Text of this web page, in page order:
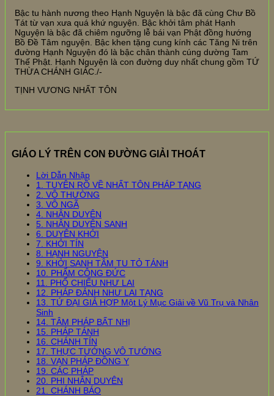
Bậc tu hành nương theo Hạnh Nguyện là bậc đã cùng Chư Bồ
Tát từ vạn xưa quá khứ nguyện. Bậc khởi tâm phát Hạnh
Nguyện là bậc đã chiêm ngưỡng lễ bái vạn Phật đồng hướng
Bồ Đề Tâm nguyện. Bậc khen tặng cung kính các Tăng Ni trên
đường Hạnh Nguyện đó là bậc chân thành cúng dường Tam
Thế Phật. Hạnh Nguyện là con đường duy nhất chung gồm TỨ
THỪA CHÁNH GIÁC./-
TỊNH VƯƠNG NHẤT TÔN
GIÁO LÝ TRÊN CON ĐƯỜNG GIẢI THOÁT
Lời Dẫn Nhập
1. TUYÊN RÕ VỀ NHẤT TÔN PHÁP TẠNG
2. VÔ THƯỜNG
3. VÔ NGÃ
4. NHÂN DUYÊN
5. NHÂN DUYÊN SANH
6. DUYÊN KHỞI
7. KHỞI TÍN
8. HẠNH NGUYỆN
9. KHỞI SANH TÂM TU TỎ TÁNH
10. PHẨM CÔNG ĐỨC
11. PHỔ CHIẾU NHƯ LAI
12. PHÁP ĐẢNH NHƯ LAI TẠNG
13. TỨ ĐẠI GIẢ HỢP Một Lý Mục Giải về Vũ Trụ và Nhân
Sinh
14. TÂM PHÁP BẤT NHỊ
15. PHÁP TÁNH
16. CHÁNH TÍN
17. THỰC TƯỚNG VÔ TƯỚNG
18. VẠN PHÁP ĐỒNG Y
19. CÁC PHÁP
20. PHI NHÂN DUYÊN
21. CHÁNH BÁO